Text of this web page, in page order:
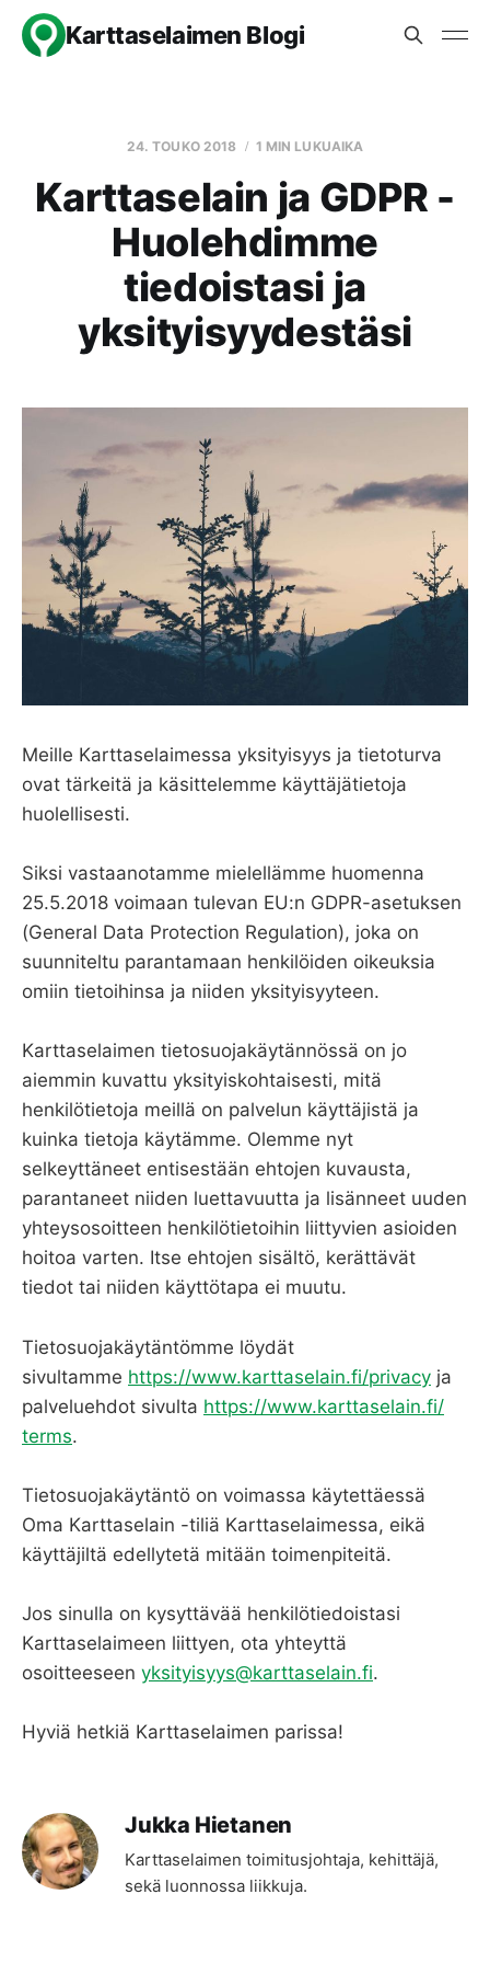
Karttaselaimen Blogi
24. TOUKO 2018 1 MIN LUKUAIKA
Karttaselain ja GDPR -
Huolehdimme
tiedoistasi ja
yksityisyydestäsi
Meille Karttaselaimessa yksityisyys ja tietoturva
ovat tärkeitä ja käsittelemme käyttäjätietoja
huolellisesti.
Siksi vastaanotamme mielellämme huomenna
25.5.2018 voimaan tulevan EU:n GDPR-asetuksen
(General Data Protection Regulation), joka on
suunniteltu parantamaan henkilöiden oikeuksia
omiin tietoihinsa ja niiden yksityisyyteen.
Karttaselaimen tietosuojakäytännössä on jo
aiemmin kuvattu yksityiskohtaisesti, mitä
henkilötietoja meillä on palvelun käyttäjistä ja
kuinka tietoja käytämme. Olemme nyt
selkeyttäneet entisestään ehtojen kuvausta,
parantaneet niiden luettavuutta ja lisänneet uuden
yhteysosoitteen henkilötietoihin liittyvien asioiden
hoitoa varten. Itse ehtojen sisältö, kerättävät
tiedot tai niiden käyttötapa ei muutu.
Tietosuojakäytäntömme löydät
sivultamme https://www.karttaselain.fi/privacy ja
palveluehdot sivulta https://www.karttaselain.fi/
terms.
Tietosuojakäytäntö on voimassa käytettäessä
Oma Karttaselain -tiliä Karttaselaimessa, eikä
käyttäjiltä edellytetä mitään toimenpiteitä.
Jos sinulla on kysyttävää henkilötiedoistasi
Karttaselaimeen liittyen, ota yhteyttä
osoitteeseen yksityisyys@karttaselain.fi.
Hyviä hetkiä Karttaselaimen parissa!
Jukka Hietanen
Karttaselaimen toimitusjohtaja, kehittäjä,
sekä luonnossa liikkuja.